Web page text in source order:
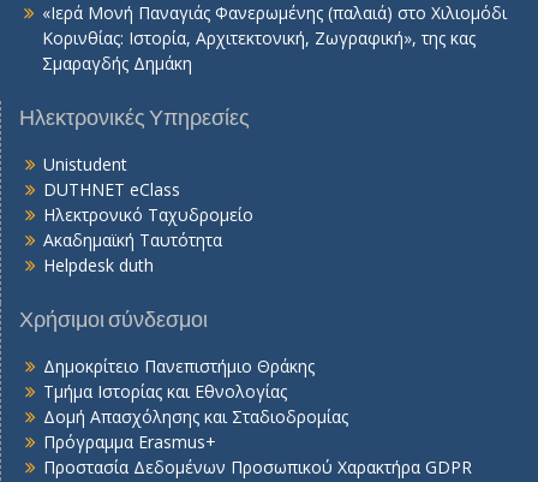
«Ιερά Μονή Παναγιάς Φανερωμένης (παλαιά) στο Χιλιομόδι
Κορινθίας: Ιστορία, Αρχιτεκτονική, Ζωγραφική», της κας
Σμαραγδής Δημάκη
Ηλεκτρονικές Υπηρεσίες
Unistudent
DUTHNET eClass
Ηλεκτρονικό Ταχυδρομείο
Ακαδημαϊκή Ταυτότητα
Helpdesk duth
Χρήσιμοι σύνδεσμοι
Δημοκρίτειο Πανεπιστήμιο Θράκης
Τμήμα Ιστορίας και Εθνολογίας
Δομή Απασχόλησης και Σταδιοδρομίας
Πρόγραμμα Erasmus+
Προστασία Δεδομένων Προσωπικού Χαρακτήρα GDPR